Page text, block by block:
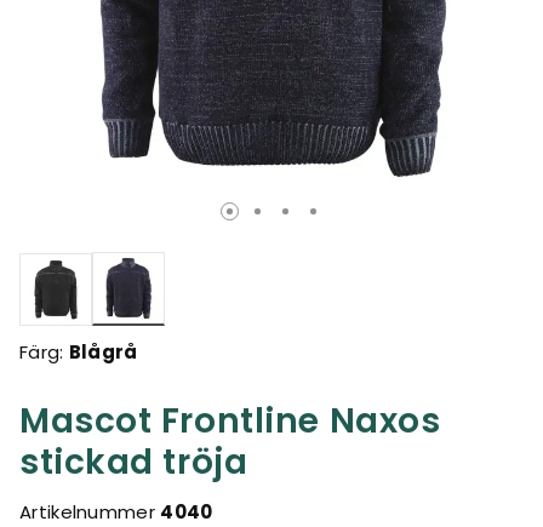
Mascot Frontline Naxos
stickad tröja
Artikelnummer 4040
Valda
Färg: Blågrå